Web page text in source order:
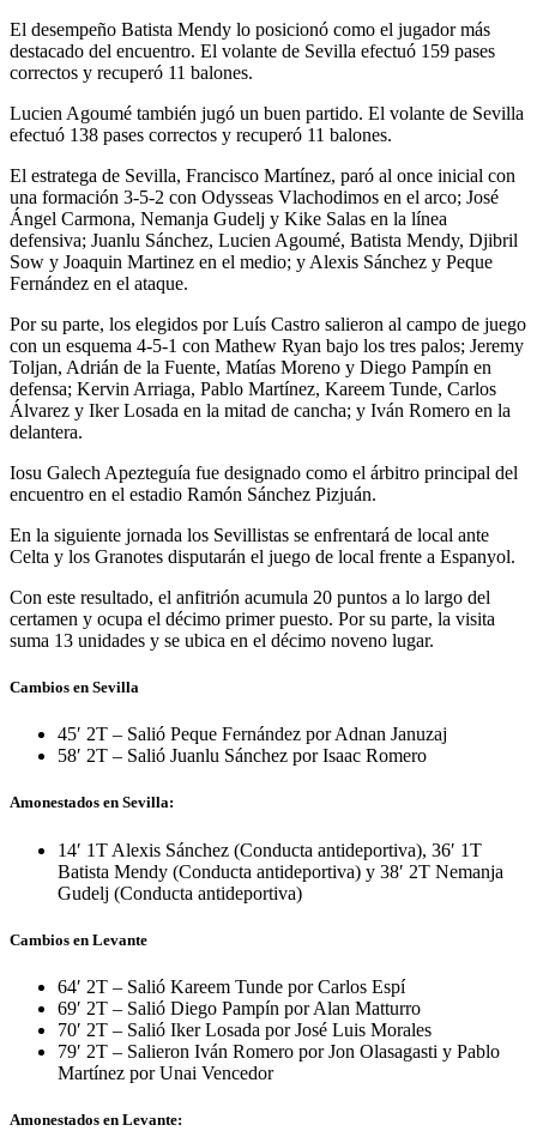
El desempeño Batista Mendy lo posicionó como el jugador más
destacado del encuentro. El volante de Sevilla efectuó 159 pases
correctos y recuperó 11 balones.
Lucien Agoumé también jugó un buen partido. El volante de Sevilla
efectuó 138 pases correctos y recuperó 11 balones.
El estratega de Sevilla, Francisco Martínez, paró al once inicial con
una formación 3-5-2 con Odysseas Vlachodimos en el arco; José
Ángel Carmona, Nemanja Gudelj y Kike Salas en la línea
defensiva; Juanlu Sánchez, Lucien Agoumé, Batista Mendy, Djibril
Sow y Joaquin Martinez en el medio; y Alexis Sánchez y Peque
Fernández en el ataque.
Por su parte, los elegidos por Luís Castro salieron al campo de juego
con un esquema 4-5-1 con Mathew Ryan bajo los tres palos; Jeremy
Toljan, Adrián de la Fuente, Matías Moreno y Diego Pampín en
defensa; Kervin Arriaga, Pablo Martínez, Kareem Tunde, Carlos
Álvarez y Iker Losada en la mitad de cancha; y Iván Romero en la
delantera.
Iosu Galech Apezteguía fue designado como el árbitro principal del
encuentro en el estadio Ramón Sánchez Pizjuán.
En la siguiente jornada los Sevillistas se enfrentará de local ante
Celta y los Granotes disputarán el juego de local frente a Espanyol.
Con este resultado, el anfitrión acumula 20 puntos a lo largo del
certamen y ocupa el décimo primer puesto. Por su parte, la visita
suma 13 unidades y se ubica en el décimo noveno lugar.
Cambios en Sevilla
45′ 2T – Salió Peque Fernández por Adnan Januzaj
58′ 2T – Salió Juanlu Sánchez por Isaac Romero
Amonestados en Sevilla:
14′ 1T Alexis Sánchez (Conducta antideportiva), 36′ 1T
Batista Mendy (Conducta antideportiva) y 38′ 2T Nemanja
Gudelj (Conducta antideportiva)
Cambios en Levante
64′ 2T – Salió Kareem Tunde por Carlos Espí
69′ 2T – Salió Diego Pampín por Alan Matturro
70′ 2T – Salió Iker Losada por José Luis Morales
79′ 2T – Salieron Iván Romero por Jon Olasagasti y Pablo
Martínez por Unai Vencedor
Amonestados en Levante: